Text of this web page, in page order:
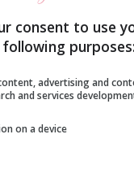
consent to use
purposes:
advertising and
and services
on a device